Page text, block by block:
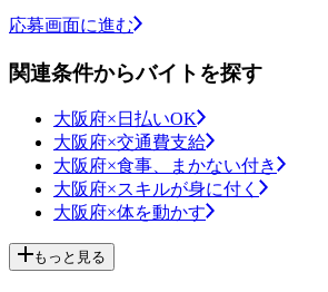
応募画面に進む
関連条件からバイトを探す
大阪府×日払いOK
大阪府×交通費支給
大阪府×食事、まかない付き
大阪府×スキルが身に付く
大阪府×体を動かす
もっと見る